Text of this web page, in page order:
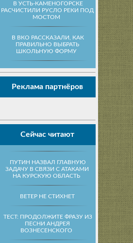
В УСТЬ-КАМЕНОГОРСКЕ
РАСЧИСТИЛИ РУСЛО РЕКИ ПОД
МОСТОМ
В ВКО РАССКАЗАЛИ, КАК
ПРАВИЛЬНО ВЫБРАТЬ
ШКОЛЬНУЮ ФОРМУ
Реклама партнёров
Сейчас читают
ПУТИН НАЗВАЛ ГЛАВНУЮ
ЗАДАЧУ В СВЯЗИ С АТАКАМИ
НА КУРСКУЮ ОБЛАСТЬ
ВЕТЕР НЕ СТИХНЕТ
ТЕСТ: ПРОДОЛЖИТЕ ФРАЗУ ИЗ
ПЕСНИ АНДРЕЯ
ВОЗНЕСЕНСКОГО